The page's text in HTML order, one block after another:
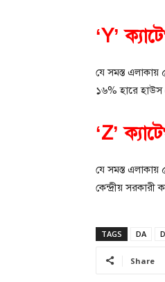
‘Y’
যে সমস্ত এলাকায়
১৬% হারে হাউস
‘Z’
যে সমস্ত
কেন্দ্রীয় সরকারী
TAGS DA
Share